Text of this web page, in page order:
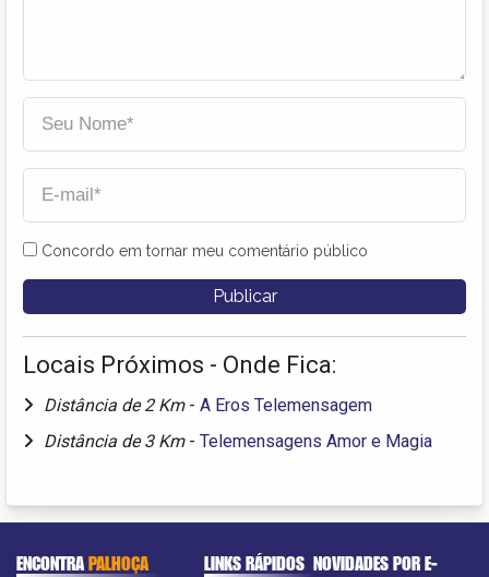
Concordo em tornar meu comentário público
Locais Próximos - Onde Fica:
Distância de 2 Km - A Eros Telemensagem
Distância de 3 Km - Telemensagens Amor e Magia
ENCONTRAPALHOÇA LINKS RÁPIDOS NOVIDADES POR E-